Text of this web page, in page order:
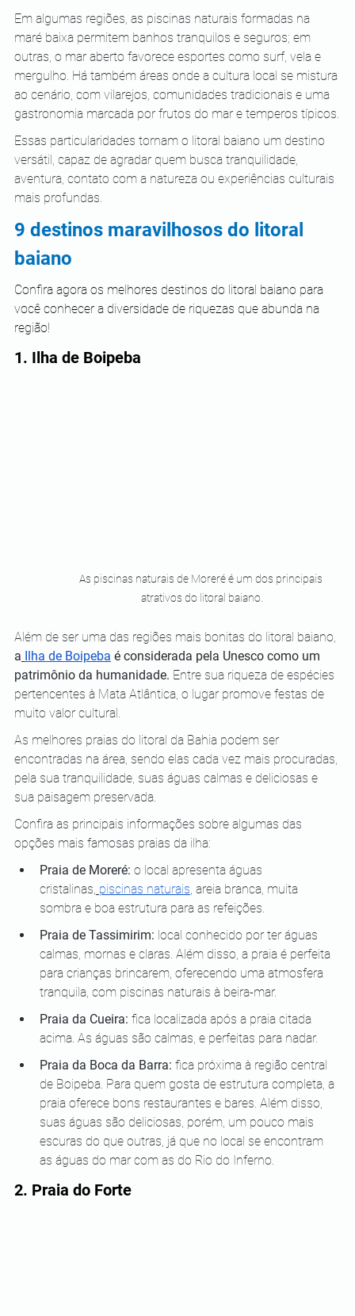
Em algumas regiões, as piscinas naturais formadas na
maré baixa permitem banhos tranquilos e seguros; em
outras, o mar aberto favorece esportes como surf, vela e
mergulho. Há também áreas onde a cultura local se mistura
ao cenário, com vilarejos, comunidades tradicionais e uma
gastronomia marcada por frutos do mar e temperos típicos.
Essas particularidades tornam o litoral baiano um destino
versátil, capaz de agradar quem busca tranquilidade,
aventura, contato com a natureza ou experiências culturais
mais profundas.
9 destinos maravilhosos do litoral
baiano
Confira agora os melhores destinos do litoral baiano para
você conhecer a diversidade de riquezas que abunda na
região!
1. Ilha de Boipeba
As piscinas naturais de Moreré é um dos principais
atrativos do litoral baiano.
Além de ser uma das regiões mais bonitas do litoral baiano,
a Ilha de Boipeba é considerada pela Unesco como um
patrimônio da humanidade. Entre sua riqueza de espécies
pertencentes à Mata Atlântica, o lugar promove festas de
muito valor cultural.
As melhores praias do litoral da Bahia podem ser
encontradas na área, sendo elas cada vez mais procuradas,
pela sua tranquilidade, suas águas calmas e deliciosas e
sua paisagem preservada.
Confira as principais informações sobre algumas das
opções mais famosas praias da ilha:
Praia de Moreré: o local apresenta águas
cristalinas, piscinas naturais , areia branca, muita
sombra e boa estrutura para as refeições.
Praia de Tassimirim: local conhecido por ter águas
calmas, mornas e claras. Além disso, a praia é perfeita
para crianças brincarem, oferecendo uma atmosfera
tranquila, com piscinas naturais à beira-mar.
Praia da Cueira: fica localizada após a praia citada
acima. As águas são calmas, e perfeitas para nadar.
Praia da Boca da Barra: fica próxima à região central
de Boipeba. Para quem gosta de estrutura completa, a
praia oferece bons restaurantes e bares. Além disso,
suas águas são deliciosas, porém, um pouco mais
escuras do que outras, já que no local se encontram
as águas do mar com as do Rio do Inferno.
2. Praia do Forte